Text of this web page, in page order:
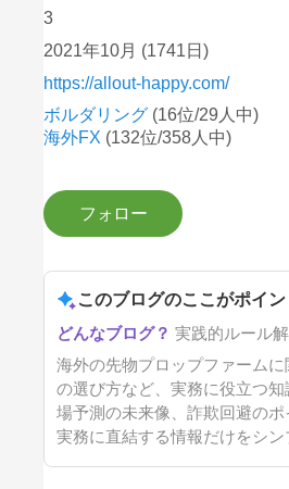
3
2021年10月 (1741日)
https://allout-happy.com/
ボルダリング (16位/29人中)
海外FX (132位/358人中)
このブログのここがポイン
実践的ルール
海外の先物プロップファーム
の選び方など、実務に役立つ
場予測の未来像、詐欺回避の
実務に直結する情報だけをシ